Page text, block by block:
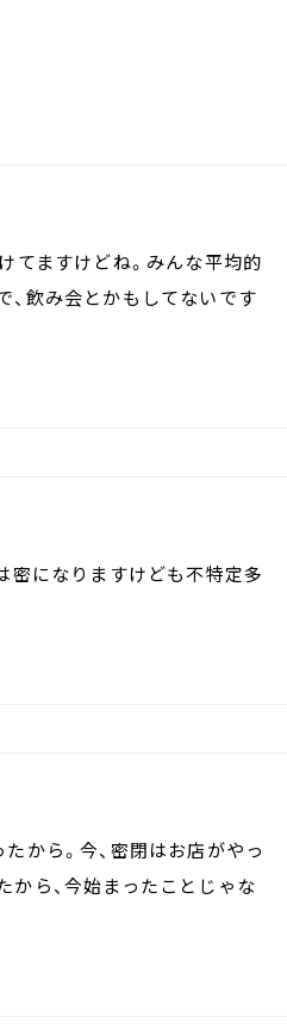
てますけどね。みんな平均的
、飲み会とかもしてないです
密になりますけども不特定多
から。今、密閉はお店がやっ
から、今始まったことじゃな